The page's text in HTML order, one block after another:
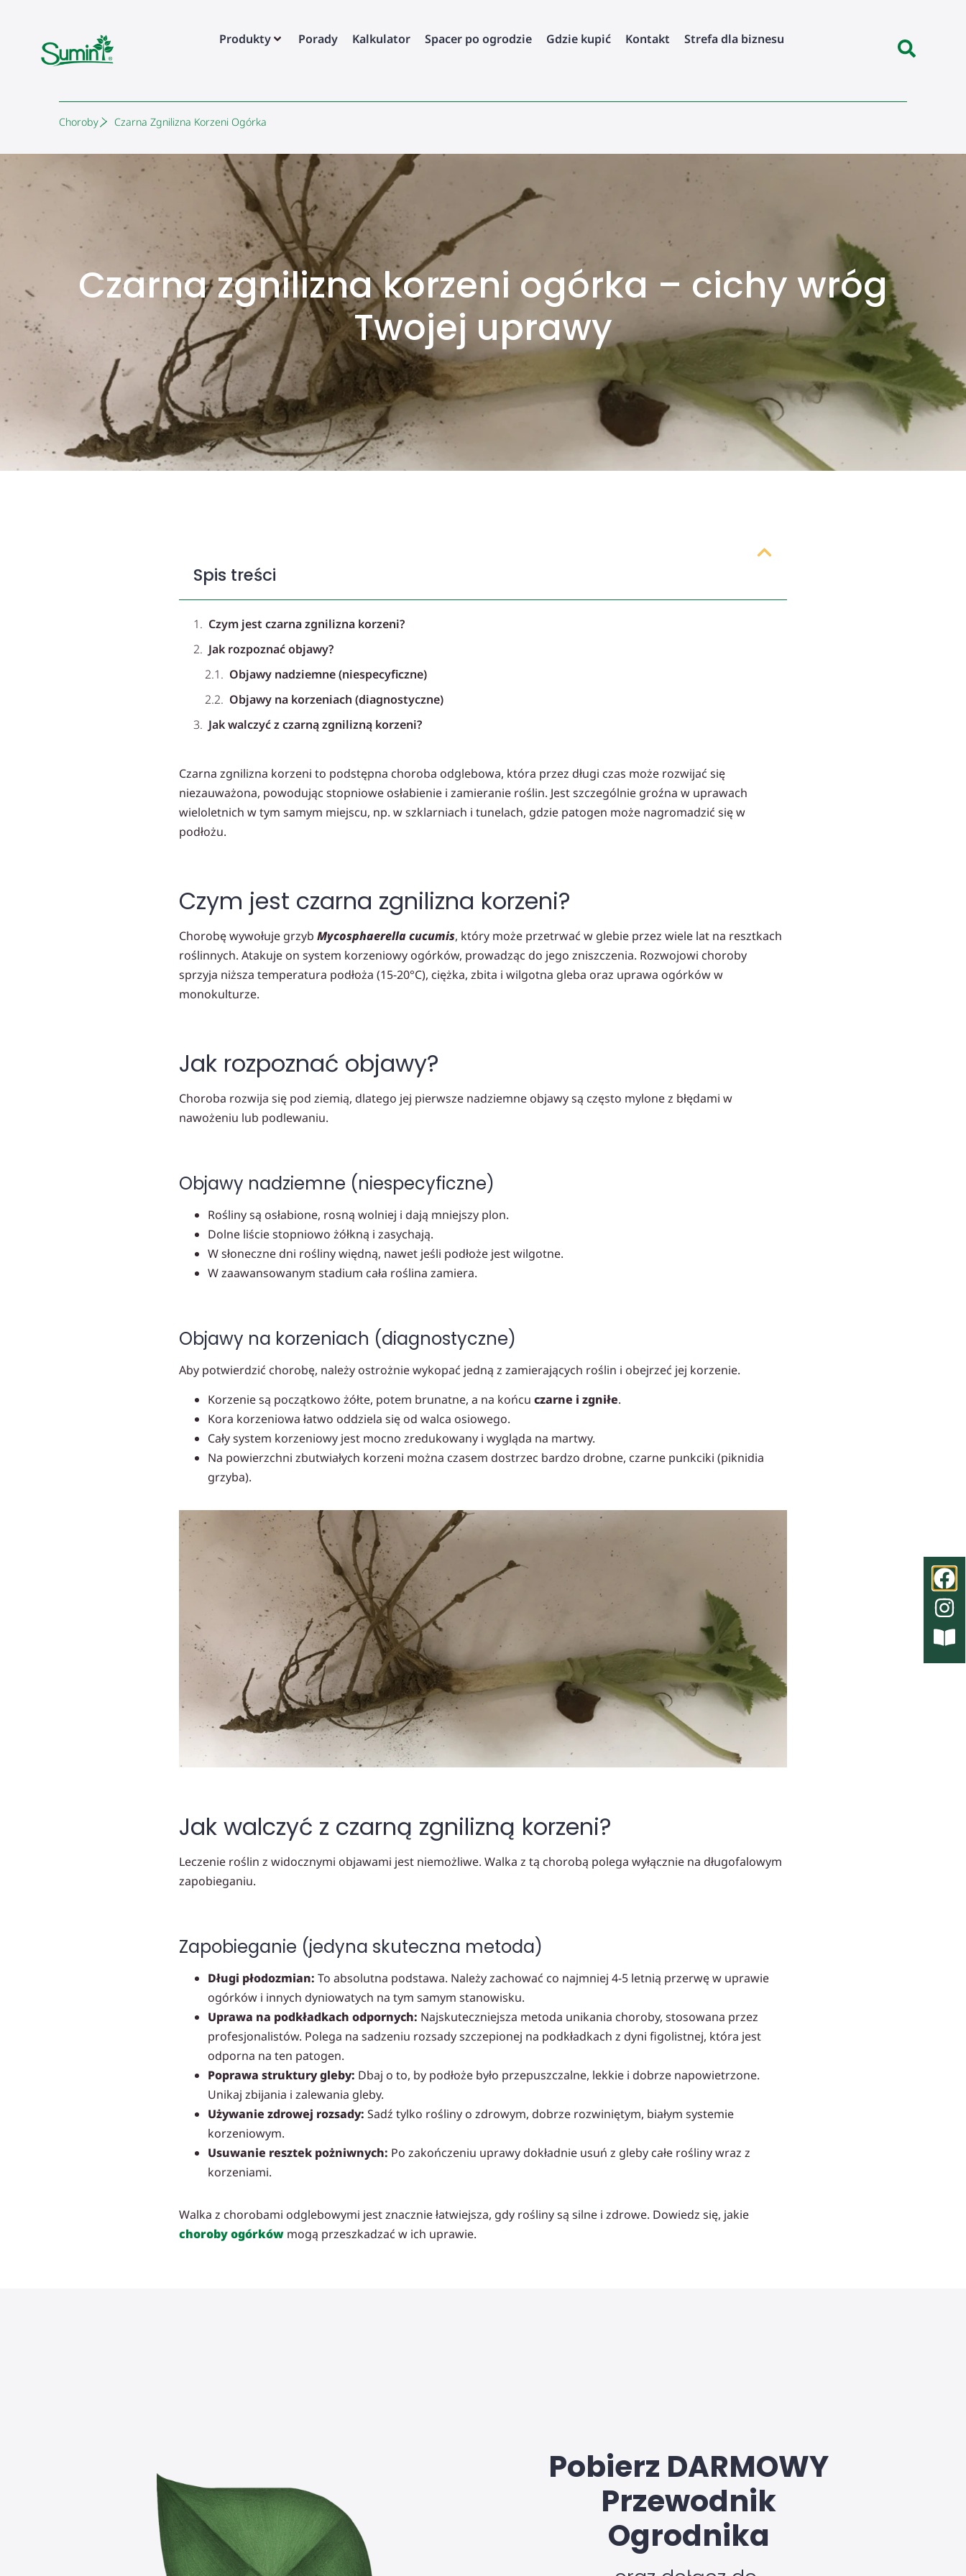
Produkty Porady Kalkulator Spacer po ogrodzie Gdzie kupić Kontakt Strefa dla biznesu
Choroby Czarna Zgnilizna Korzeni Ogórka
Czarna zgnilizna korzeni ogórka – cichy wróg
Twojej uprawy
Spis treści
Czym jest czarna zgnilizna korzeni?
Jak rozpoznać objawy?
Objawy nadziemne (niespecyficzne)
Objawy na korzeniach (diagnostyczne)
Jak walczyć z czarną zgnilizną korzeni?
Pobierz DARMOWY Przewodnik Ogrodnika
Przeczytaj podobne poradniki
Polecane produkty
Czarna zgnilizna korzeni to podstępna choroba odglebowa, która przez długi czas może rozwijać się
niezauważona, powodując stopniowe osłabienie i zamieranie roślin. Jest szczególnie groźna w uprawach
wieloletnich w tym samym miejscu, np. w szklarniach i tunelach, gdzie patogen może nagromadzić się w
podłożu.
Czym jest czarna zgnilizna korzeni?
Chorobę wywołuje grzyb Mycosphaerella cucumis, który może przetrwać w glebie przez wiele lat na resztkach
roślinnych. Atakuje on system korzeniowy ogórków, prowadząc do jego zniszczenia. Rozwojowi choroby
sprzyja niższa temperatura podłoża (15-20°C), ciężka, zbita i wilgotna gleba oraz uprawa ogórków w
monokulturze.
Jak rozpoznać objawy?
Choroba rozwija się pod ziemią, dlatego jej pierwsze nadziemne objawy są często mylone z błędami w
nawożeniu lub podlewaniu.
Objawy nadziemne (niespecyficzne)
Rośliny są osłabione, rosną wolniej i dają mniejszy plon.
Dolne liście stopniowo żółkną i zasychają.
W słoneczne dni rośliny więdną, nawet jeśli podłoże jest wilgotne.
W zaawansowanym stadium cała roślina zamiera.
Objawy na korzeniach (diagnostyczne)
Aby potwierdzić chorobę, należy ostrożnie wykopać jedną z zamierających roślin i obejrzeć jej korzenie.
Korzenie są początkowo żółte, potem brunatne, a na końcu czarne i zgniłe.
Kora korzeniowa łatwo oddziela się od walca osiowego.
Cały system korzeniowy jest mocno zredukowany i wygląda na martwy.
Na powierzchni zbutwiałych korzeni można czasem dostrzec bardzo drobne, czarne punkciki (piknidia
grzyba).
Jak walczyć z czarną zgnilizną korzeni?
Leczenie roślin z widocznymi objawami jest niemożliwe. Walka z tą chorobą polega wyłącznie na długofalowym
zapobieganiu.
Zapobieganie (jedyna skuteczna metoda)
Długi płodozmian: To absolutna podstawa. Należy zachować co najmniej 4-5 letnią przerwę w uprawie
ogórków i innych dyniowatych na tym samym stanowisku.
Uprawa na podkładkach odpornych: Najskuteczniejsza metoda unikania choroby, stosowana przez
profesjonalistów. Polega na sadzeniu rozsady szczepionej na podkładkach z dyni figolistnej, która jest
odporna na ten patogen.
Poprawa struktury gleby: Dbaj o to, by podłoże było przepuszczalne, lekkie i dobrze napowietrzone.
Unikaj zbijania i zalewania gleby.
Używanie zdrowej rozsady: Sadź tylko rośliny o zdrowym, dobrze rozwiniętym, białym systemie
korzeniowym.
Usuwanie resztek pożniwnych: Po zakończeniu uprawy dokładnie usuń z gleby całe rośliny wraz z
korzeniami.
Walka z chorobami odglebowymi jest znacznie łatwiejsza, gdy rośliny są silne i zdrowe. Dowiedz się, jakie
choroby ogórkówmogą przeszkadzać w ich uprawie.
Pobierz DARMOWY
Przewodnik
Ogrodnika